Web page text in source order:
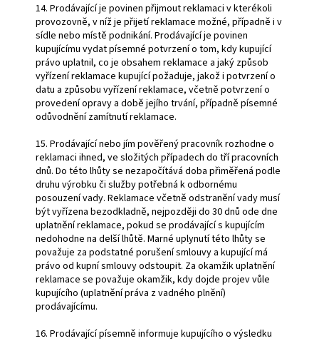
14. Prodávající je povinen přijmout reklamaci v kterékoli
provozovně, v níž je přijetí reklamace možné, případně i v
sídle nebo místě podnikání. Prodávající je povinen
kupujícímu vydat písemné potvrzení o tom, kdy kupující
právo uplatnil, co je obsahem reklamace a jaký způsob
vyřízení reklamace kupující požaduje, jakož i potvrzení o
datu a způsobu vyřízení reklamace, včetně potvrzení o
provedení opravy a době jejího trvání, případně písemné
odůvodnění zamítnutí reklamace.
15. Prodávající nebo jím pověřený pracovník rozhodne o
reklamaci ihned, ve složitých případech do tří pracovních
dnů. Do této lhůty se nezapočítává doba přiměřená podle
druhu výrobku či služby potřebná k odbornému
posouzení vady. Reklamace včetně odstranění vady musí
být vyřízena bezodkladně, nejpozději do 30 dnů ode dne
uplatnění reklamace, pokud se prodávající s kupujícím
nedohodne na delší lhůtě. Marné uplynutí této lhůty se
považuje za podstatné porušení smlouvy a kupující má
právo od kupní smlouvy odstoupit. Za okamžik uplatnění
reklamace se považuje okamžik, kdy dojde projev vůle
kupujícího (uplatnění práva z vadného plnění)
prodávajícímu.
16. Prodávající písemně informuje kupujícího o výsledku